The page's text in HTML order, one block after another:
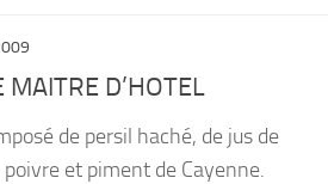
MAITRE D’HOTEL
de persil haché, de jus de
et piment de Cayenne.